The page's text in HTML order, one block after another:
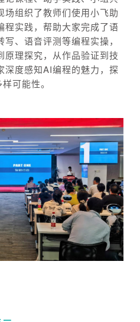
场组织了教师们使用小飞助
程实践，帮助大家完成了语
、语音评测等编程实操，
原理探究，从作品验证到技
深度感知AI编程的魅力，探
可能性。